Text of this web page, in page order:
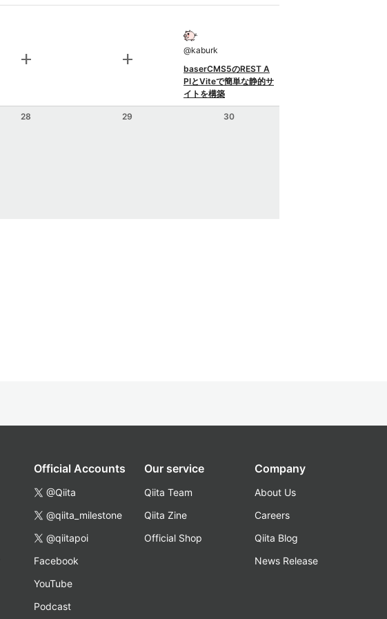
add add @kaburk
baserCMS5のREST A
PIとViteで簡単な静的サ
イトを構築
28 29 30
Official Accounts
@Qiita
@qiita_milestone
@qiitapoi
Facebook
YouTube
Podcast
Our service
Qiita Team
Qiita Zine
Official Shop
Company
About Us
Careers
Qiita Blog
News Release